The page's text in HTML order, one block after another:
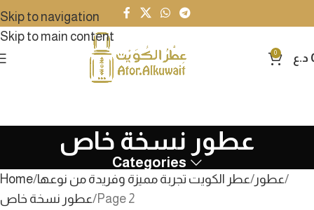
Skip to navigation
Skip to main content
0 د.ع
عطور نسخة خاص
Categories
Home عطر الكويت تجربة مميزة وفريدة من نوعها عطور
عطور نسخة خاص Page 2